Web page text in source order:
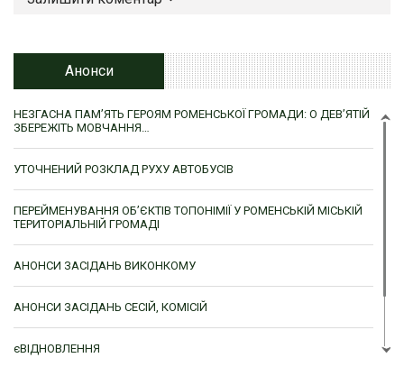
Анонси
НЕЗГАСНА ПАМ’ЯТЬ ГЕРОЯМ РОМЕНСЬКОЇ ГРОМАДИ: О ДЕВ’ЯТІЙ
ЗБЕРЕЖІТЬ МОВЧАННЯ…
УТОЧНЕНИЙ РОЗКЛАД РУХУ АВТОБУСІВ
ПЕРЕЙМЕНУВАННЯ ОБ’ЄКТІВ ТОПОНІМІЇ У РОМЕНСЬКІЙ МІСЬКІЙ
ТЕРИТОРІАЛЬНІЙ ГРОМАДІ
АНОНСИ ЗАСІДАНЬ ВИКОНКОМУ
АНОНСИ ЗАСІДАНЬ СЕСІЙ, КОМІСІЙ
єВІДНОВЛЕННЯ